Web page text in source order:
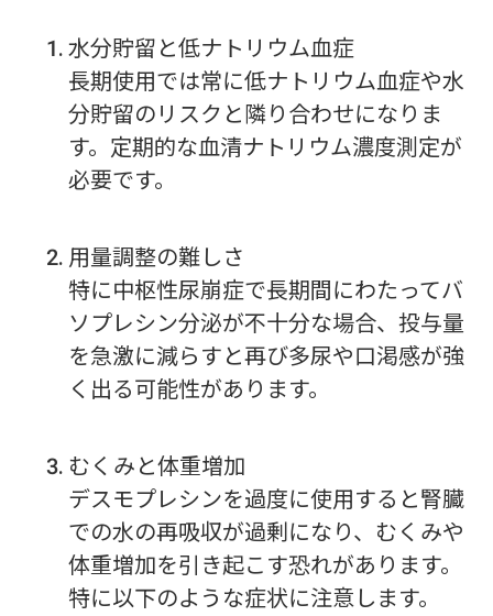
水分貯留と低ナトリウム血症
長期使用では常に低ナトリウム血症や水
分貯留のリスクと隣り合わせになりま
す。定期的な血清ナトリウム濃度測定が
必要です。
用量調整の難しさ
特に中枢性尿崩症で長期間にわたってバ
ソプレシン分泌が不十分な場合、投与量
を急激に減らすと再び多尿や口渇感が強
く出る可能性があります。
むくみと体重増加
デスモプレシンを過度に使用すると腎臓
での水の再吸収が過剰になり、むくみや
体重増加を引き起こす恐れがあります。
特に以下のような症状に注意します。